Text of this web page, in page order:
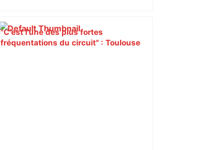
"C’est l’une des plus fortes
fréquentations du circuit" : Toulouse